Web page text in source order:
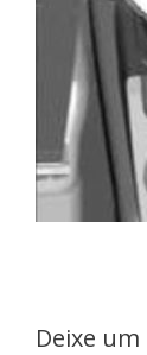
Deixe